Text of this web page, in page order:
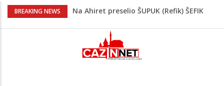
BREAKING NEWS
Na Ahiret preselio ŠUPUK (Refik) ŠEFIK
protiv Infantina na izborima: Srbija i
Hrvatska se izjasnile
Majka Izeta Nanića progovorila nakon